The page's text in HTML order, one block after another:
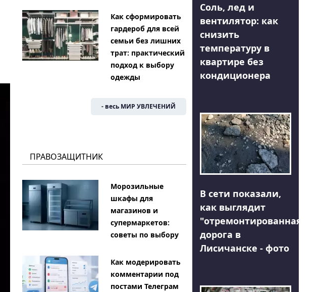
Как сформировать
гардероб для всей
семьи без лишних
трат: практический
подход к выбору
одежды
- весь МИР УВЛЕЧЕНИЙ
ПРАВОЗАЩИТНИК
Морозильные
шкафы для
магазинов и
супермаркетов:
советы по выбору
Как модерировать
комментарии под
постами Телеграм
Соль, лед и
вентилятор: как
снизить
температуру в
квартире без
кондиционера
В сети показали,
как выглядит
"отремонтированная"
дорога в
Лисичанске - фото